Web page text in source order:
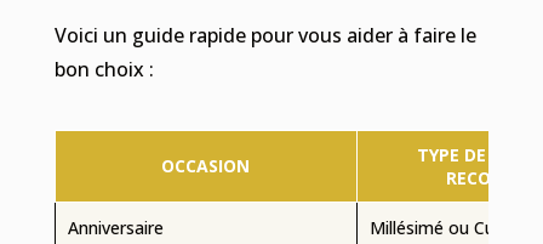
Voici un guide rapide pour vous aider à faire le
bon choix :
OCCASION
TYPE DE
Anniversaire Millésimé ou Cuvée